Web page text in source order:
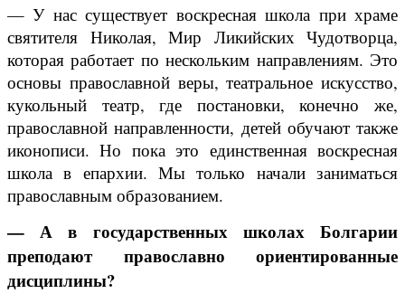
— У нас существует воскресная школа при храме
святителя Николая, Мир Ликий­ских Чудотворца,
которая работает по нескольким направлениям. Это
основы православной веры, театральное искусство,
кукольный театр, где постановки, конечно же,
православной направленности, детей обучают также
иконописи. Но пока это единственная воскресная
школа в епархии. Мы только начали заниматься
православным образованием.
— А в государственных школах Болгарии
преподают православно ориентированные
дисциплины?